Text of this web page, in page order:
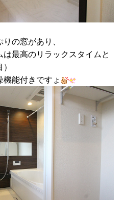
の窓があり、
最高のリラックスタイムと
機能付きですょ